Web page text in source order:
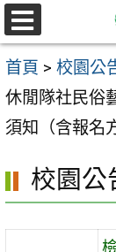
跳
至
主
要
內
區
選
單
首頁 > 校園公
休閒隊社民俗
須知（含報名
校園公